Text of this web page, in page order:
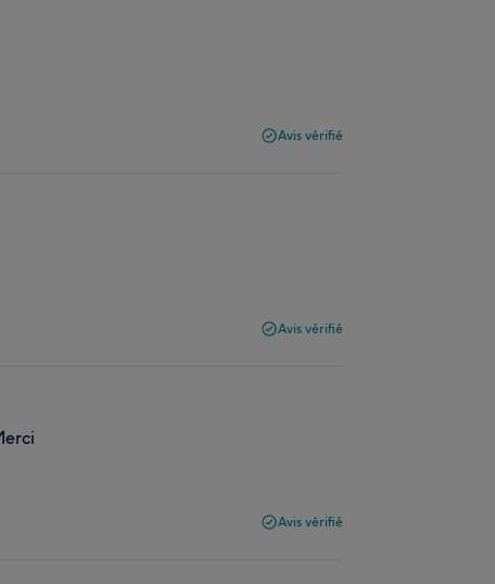
Avis vérifié
Avis vérifié
Avis vérifié